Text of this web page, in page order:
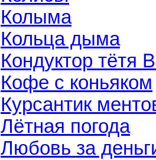
Колыма
Кольца дыма
Кондуктор тётя
Кофе с коньяком
Курсантик
Лётная погода
Любовь за